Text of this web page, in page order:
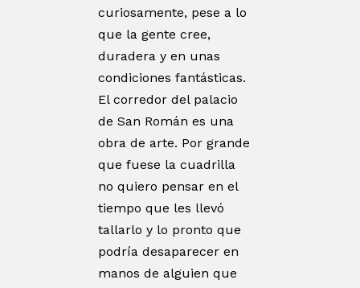
curiosamente, pese a lo
que la gente cree,
duradera y en unas
condiciones fantásticas.
El corredor del palacio
de San Román es una
obra de arte. Por grande
que fuese la cuadrilla
no quiero pensar en el
tiempo que les llevó
tallarlo y lo pronto que
podría desaparecer en
manos de alguien que